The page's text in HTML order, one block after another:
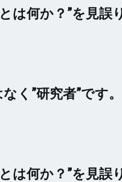
は何か？”を見誤
く”研究者”です。
は何か？”を見誤